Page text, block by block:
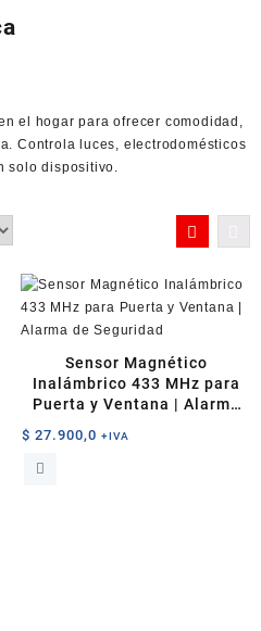
el hogar para ofrecer comodidad,
Controla luces, electrodomésticos
solo dispositivo.
Sensor Magnético
Inalámbrico 433 MHz para
Puerta y Ventana | Alarma
$ 27.900,0 +IVA